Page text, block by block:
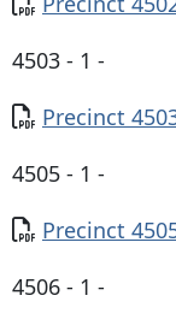
4503 - 1 -
Documento
Precinct
4505 - 1 -
Documento
Precinct
4506 - 1 -